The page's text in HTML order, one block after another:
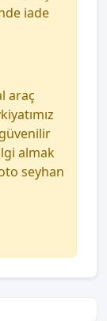
iade
araç
almak
seyhan